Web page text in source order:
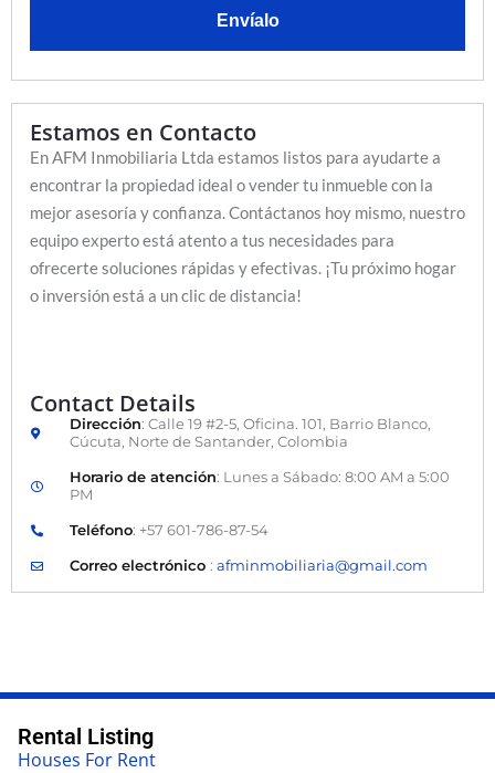
Envíalo
Estamos en Contacto
En AFM Inmobiliaria Ltda estamos listos para ayudarte a
encontrar la propiedad ideal o vender tu inmueble con la
mejor asesoría y confianza. Contáctanos hoy mismo, nuestro
equipo experto está atento a tus necesidades para
ofrecerte soluciones rápidas y efectivas. ¡Tu próximo hogar
o inversión está a un clic de distancia!
Contact Details
Dirección: Calle 19 #2-5, Oficina. 101, Barrio Blanco,
Cúcuta, Norte de Santander, Colombia
Horario de atención: Lunes a Sábado: 8:00 AM a 5:00
PM
Teléfono: +57 601-786-87-54
Correo electrónico : afminmobiliaria@gmail.com
Rental Listing
Houses For Rent